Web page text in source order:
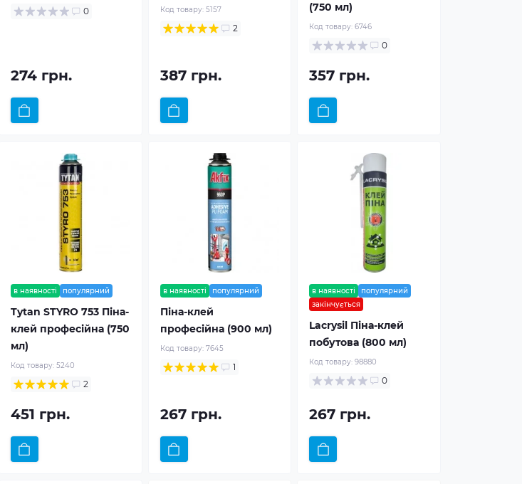
0
274 грн.
Код товару: 5157
2
387 грн.
(750 мл)
Код товару:6746
0
357 грн.
в наявності популярний
Tytan STYRO 753 Піна-
клей професійна (750
мл)
Код товару: 5240
2
451 грн.
в наявності популярний
Піна-клей
професійна (900 мл)
Код товару: 7645
1
267 грн.
в наявності
популярний
закінчується
Lacrysil Піна-клей
побутова (800 мл)
Код товару:98880
0
267 грн.